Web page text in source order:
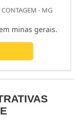
- MG
minas gerais.